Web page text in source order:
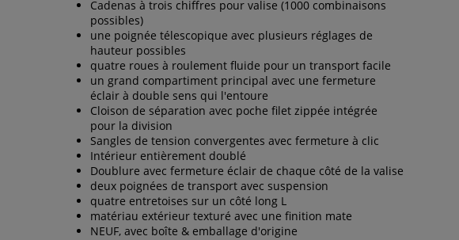
Cadenas à trois chiffres pour valise (1000 combinaisons
possibles)
une poignée télescopique avec plusieurs réglages de
hauteur possibles
quatre roues à roulement fluide pour un transport facile
un grand compartiment principal avec une fermeture
éclair à double sens qui l'entoure
Cloison de séparation avec poche filet zippée intégrée
pour la division
Sangles de tension convergentes avec fermeture à clic
Intérieur entièrement doublé
Doublure avec fermeture éclair de chaque côté de la valise
deux poignées de transport avec suspension
quatre entretoises sur un côté long L
matériau extérieur texturé avec une finition mate
NEUF, avec boîte & emballage d'origine